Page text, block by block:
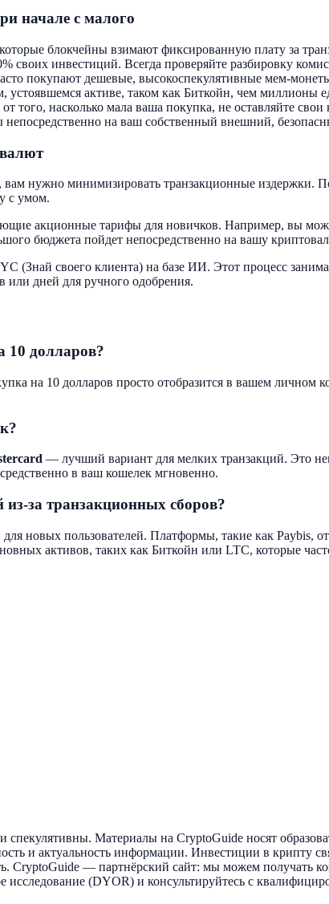
начале с малого
блокчейны взимают фиксированную плату за
своих инвестиций. Всегда проверяйте разбировку
покупают дешевые, высокоспекулятивные мем-
активе, таком как Биткойн, чем миллионы
того, насколько мала ваша покупка, не оставляйте
на ваш собственный внешний,
нужно минимизировать транзакционные
с умом.
акционные тарифы для новичков. Например, вы
бюджета пойдет непосредственно на вашу
своего клиента) на базе ИИ. Этот процесс
или дней для ручного одобрения.
10 долларов?
на 10 долларов просто отобразится в вашем личном
— лучший вариант для мелких транзакций. Это
в ваш кошелек мгновенно.
за транзакционных сборов?
новых пользователей. Платформы, такие как Paybis,
активов, таких как Биткойн или LTC, которые
Материалы на CryptoGuide носят
и актуальность информации. Инвестиции в крипту
CryptoGuide — партнёрский сайт: мы можем
исследование (DYOR) и консультируйтесь с